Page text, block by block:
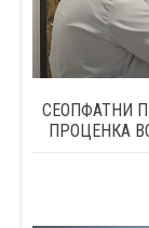
СЕОПФАТНИ
ПРОЦЕНКА